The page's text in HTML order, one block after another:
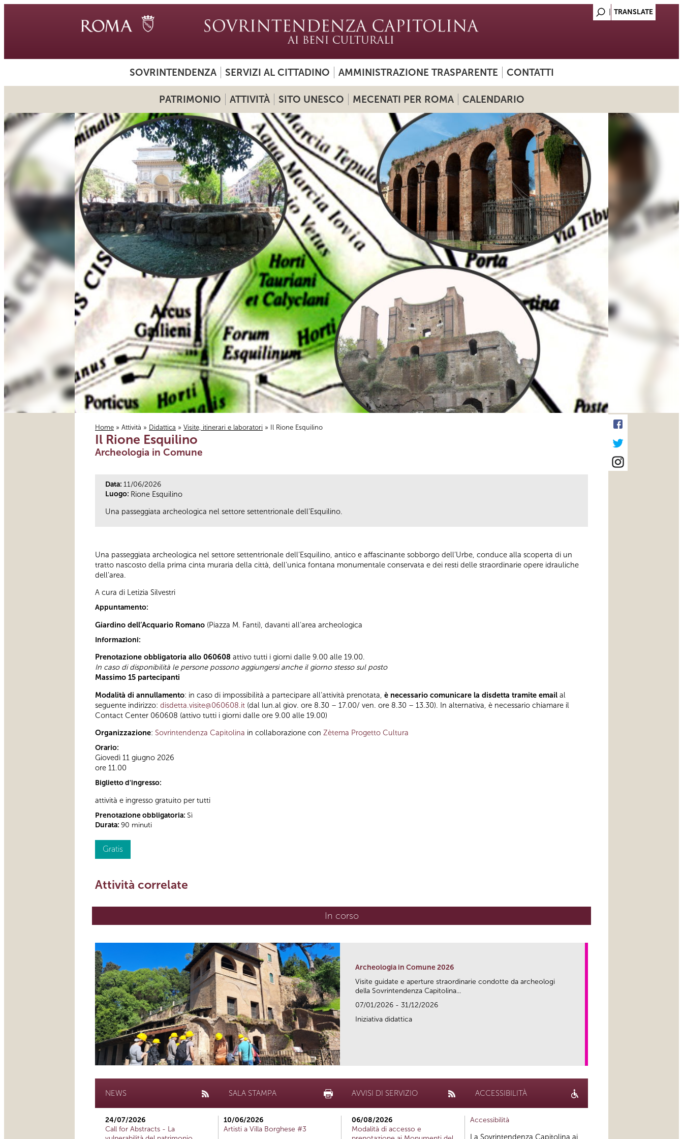
SOVRINTENDENZA SERVIZI AL CITTADINO AMMINISTRAZIONE TRASPARENTE CONTATTI
PATRIMONIO ATTIVITÀ SITO UNESCO MECENATI PER ROMA CALENDARIO
Tu sei qui
Home » Attività » Didattica » Visite, itinerari e laboratori » Il Rione Esquilino
Il Rione Esquilino
Archeologia in Comune
Data: 11/06/2026
Luogo: Rione Esquilino
Una passeggiata archeologica nel settore settentrionale dell’Esquilino.
Una passeggiata archeologica nel settore settentrionale dell’Esquilino, antico e affascinante sobborgo dell’Urbe, conduce alla scoperta di un
tratto nascosto della prima cinta muraria della città, dell’unica fontana monumentale conservata e dei resti delle straordinarie opere idrauliche
dell’area.
A cura di Letizia Silvestri
Appuntamento:
Giardino dell’Acquario Romano (Piazza M. Fanti), davanti all’area archeologica
Informazioni:
Prenotazione obbligatoria allo 060608 attivo tutti i giorni dalle 9.00 alle 19.00.
In caso di disponibilità le persone possono aggiungersi anche il giorno stesso sul posto
Massimo 15 partecipanti
Modalità di annullamento: in caso di impossibilità a partecipare all’attività prenotata, è necessario comunicare la disdetta tramite email al
seguente indirizzo: disdetta.visite@060608.it (dal lun.al giov. ore 8.30 – 17.00/ ven. ore 8.30 – 13.30). In alternativa, è necessario chiamare il
Contact Center 060608 (attivo tutti i giorni dalle ore 9.00 alle 19.00)
Organizzazione: Sovrintendenza Capitolina in collaborazione con Zètema Progetto Cultura
Orario:
Giovedì 11 giugno 2026
ore 11.00
Biglietto d'ingresso:
attività e ingresso gratuito per tutti
Prenotazione obbligatoria: Sì
Durata: 90 minuti
Gratis
Attività correlate
In corso(scheda attiva)
Archeologia in Comune 2026
Visite guidate e aperture straordinarie condotte da archeologi
della Sovrintendenza Capitolina...
07/01/2026 - 31/12/2026
Iniziativa didattica
NEWS
24/07/2026
Call for Abstracts - La
SALA STAMPA
10/06/2026
Artisti a Villa Borghese #3
AVVISI DI SERVIZIO
06/08/2026
Modalità di accesso e
ACCESSIBILITÀ
Accessibilità